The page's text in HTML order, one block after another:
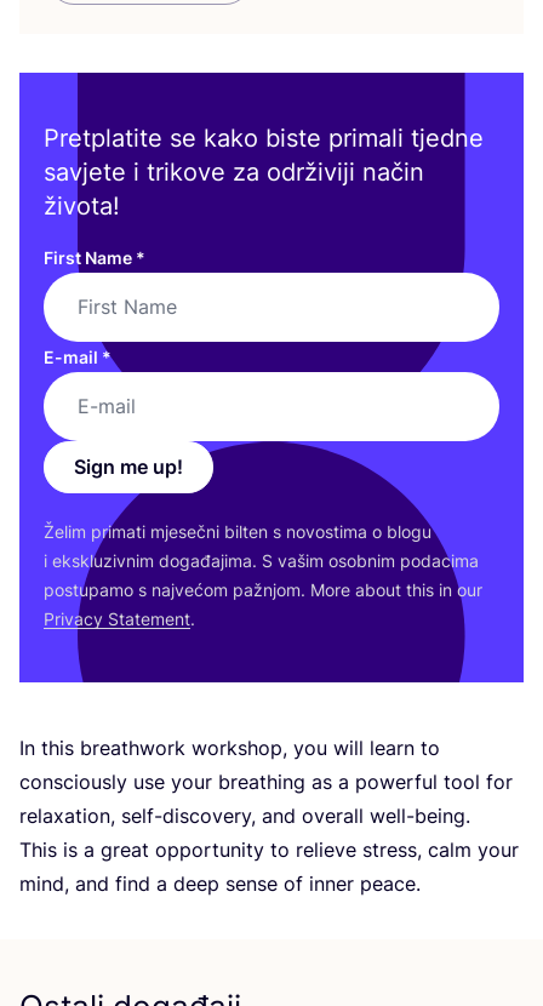
In this bre­at­hwork wor­k­shop, you will learn to
con­s­ci­ous­ly use your bre­at­hing as a power­ful tool for
relaxa­ti­on, self-dis­co­very, and ove­rall well-being.
This is a gre­at oppor­tu­nity to reli­eve stress, calm your
mind, and find a deep sen­se of inner peace.
Pretplatite se kako biste primali tjedne
savjete i trikove za održiviji način
života!
First Name *
E-mail *
Sign me up!
Želim pri­ma­ti mje­seč­ni bil­ten s novos­ti­ma o blo­gu
i eks­klu­ziv­nim doga­đa­ji­ma. S vašim osob­nim poda­ci­ma
pos­tu­pa­mo s naj­ve­ćom paž­njom. More abo­ut this in our
Pri­vacy Sta­te­ment.